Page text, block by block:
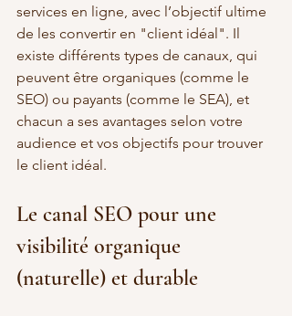
services en ligne, avec l’objectif ultime
de les convertir en "client idéal". Il
existe différents types de canaux, qui
peuvent être organiques (comme le
SEO) ou payants (comme le SEA), et
chacun a ses avantages selon votre
audience et vos objectifs pour trouver
le client idéal.
Le canal SEO pour une
visibilité organique
(naturelle) et durable